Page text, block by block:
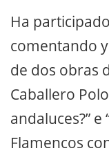
Ha
comentando
de dos obras
Caballero
andaluces?”
Flamencos